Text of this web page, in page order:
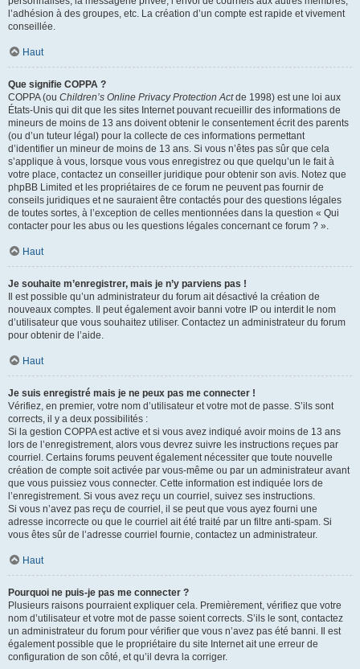
l’adhésion à des groupes, etc. La création d’un compte est rapide et vivement
conseillée.
Haut
Que signifie COPPA ?
COPPA (ou Children’s Online Privacy Protection Actde 1998) est une loi aux
États-Unis qui dit que les sites Internet pouvant recueillir des informations de
mineurs de moins de 13 ans doivent obtenir le consentement écrit des parents
(ou d’un tuteur légal) pour la collecte de ces informations permettant
d’identifier un mineur de moins de 13 ans. Si vous n’êtes pas sûr que cela
s’applique à vous, lorsque vous vous enregistrez ou que quelqu’un le fait à
votre place, contactez un conseiller juridique pour obtenir son avis. Notez que
phpBB Limited et les propriétaires de ce forum ne peuvent pas fournir de
conseils juridiques et ne sauraient être contactés pour des questions légales
de toutes sortes, à l’exception de celles mentionnées dans la question « Qui
contacter pour les abus ou les questions légales concernant ce forum ? ».
Haut
Je souhaite m’enregistrer, mais je n’y parviens pas !
Il est possible qu’un administrateur du forum ait désactivé la création de
nouveaux comptes. Il peut également avoir banni votre IP ou interdit le nom
d’utilisateur que vous souhaitez utiliser. Contactez un administrateur du forum
pour obtenir de l’aide.
Haut
Je suis enregistré mais je ne peux pas me connecter !
Vérifiez, en premier, votre nom d’utilisateur et votre mot de passe. S’ils sont
corrects, il y a deux possibilités :
Si la gestion COPPA est active et si vous avez indiqué avoir moins de 13 ans
lors de l’enregistrement, alors vous devrez suivre les instructions reçues par
courriel. Certains forums peuvent également nécessiter que toute nouvelle
création de compte soit activée par vous-même ou par un administrateur avant
que vous puissiez vous connecter. Cette information est indiquée lors de
l’enregistrement. Si vous avez reçu un courriel, suivez ses instructions.
Si vous n’avez pas reçu de courriel, il se peut que vous ayez fourni une
adresse incorrecte ou que le courriel ait été traité par un filtre anti-spam. Si
vous êtes sûr de l’adresse courriel fournie, contactez un administrateur.
Haut
Pourquoi ne puis-je pas me connecter ?
Plusieurs raisons pourraient expliquer cela. Premièrement, vérifiez que votre
nom d’utilisateur et votre mot de passe soient corrects. S’ils le sont, contactez
un administrateur du forum pour vérifier que vous n’avez pas été banni. Il est
également possible que le propriétaire du site Internet ait une erreur de
configuration de son côté, et qu’il devra la corriger.